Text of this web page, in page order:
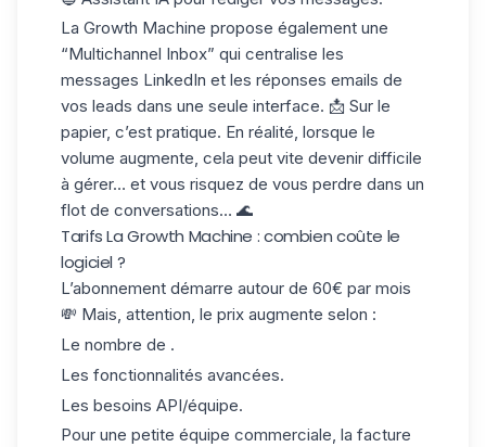
La Growth Machine propose également une
“Multichannel Inbox” qui centralise les
messages LinkedIn et les réponses emails de
vos leads dans une seule interface. 📩 Sur le
papier, c’est pratique. En réalité, lorsque le
volume augmente, cela peut vite devenir difficile
à gérer… et vous risquez de vous perdre dans un
flot de conversations… 🌊
Tarifs La Growth Machine : combien coûte le
logiciel ?
L’abonnement démarre autour de 60€ par mois
💸 Mais, attention, le prix augmente selon :
Le nombre de .
Les fonctionnalités avancées.
Les besoins API/équipe.
Pour une petite équipe commerciale, la facture